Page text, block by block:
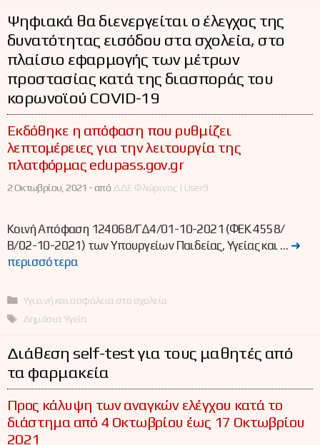
Ψηφιακά θα διενεργείται ο έλεγχος της
δυνατότητας εισόδου στα σχολεία, στο
πλαίσιο εφαρμογής των μέτρων
προστασίας κατά της διασποράς του
κορωνοϊού COVID-19
Εκδόθηκε η απόφαση που ρυθμίζει
λεπτομέρειες για την λειτουργία της
πλατφόρμας edupass.gov.gr
2 Οκτωβρίου, 2021 -από ΔΔΕ Φλώρινας | User9
Κοινή Απόφαση 124068/ΓΔ4/01-10-2021 (ΦΕΚ 4558/
Β/02-10-2021) των Υπουργείων Παιδείας, Υγείας και … ➜
περισσότερα
Κατηγορίες
Υγιεινή και ασφάλεια στο σχολείο
Ετικέτες
Δημόσια Υγεία
Διάθεση self-test για τους μαθητές από
τα φαρμακεία
Προς κάλυψη των αναγκών ελέγχου κατά το
διάστημα από 4 Οκτωβρίου έως 17 Οκτωβρίου
2021